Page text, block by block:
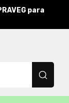
para